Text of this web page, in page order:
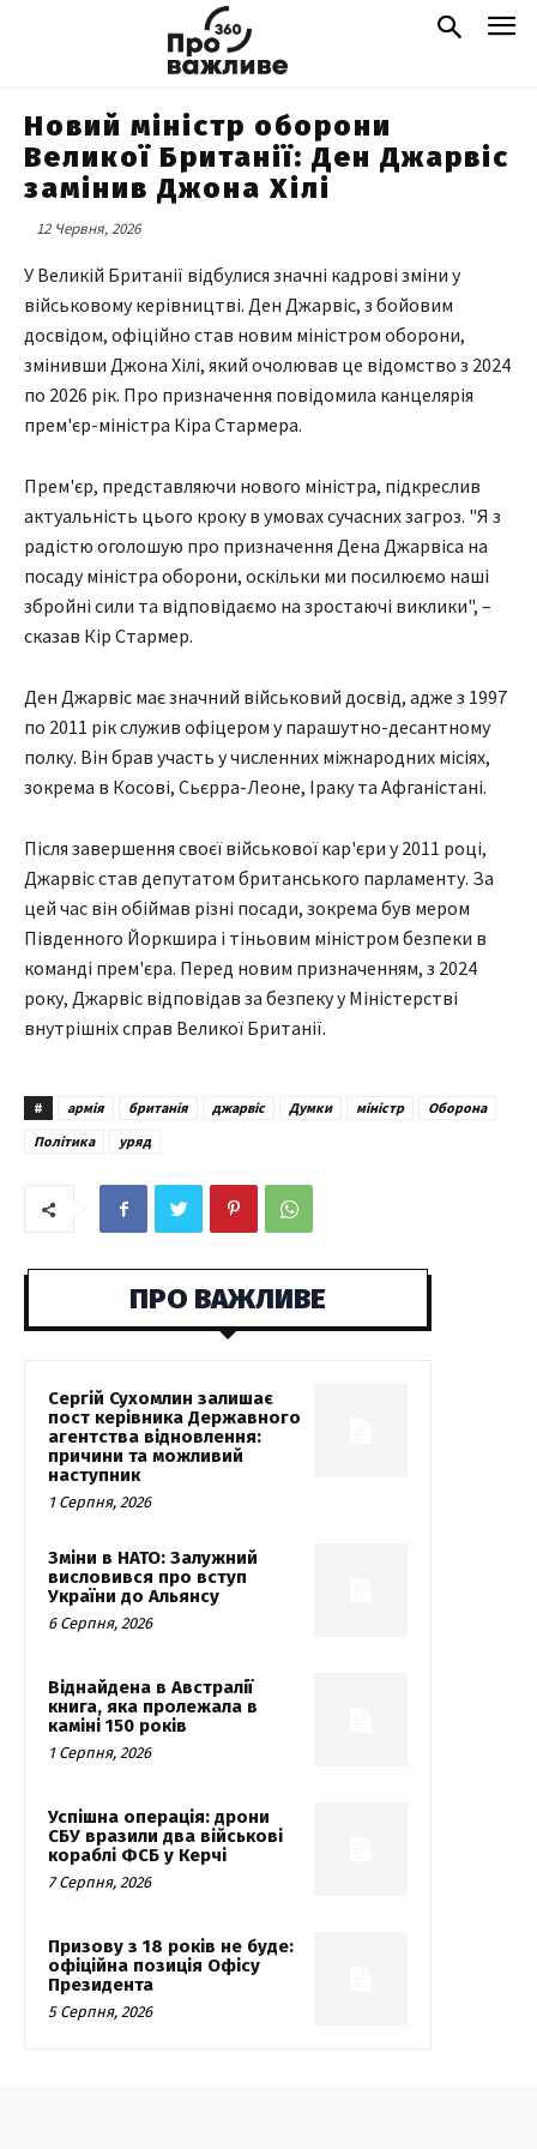
Новий міністр оборони
Великої Британії: Ден Джарвіс
замінив Джона Хілі
12 Червня, 2026
У Великій Британії відбулися значні кадрові зміни у
військовому керівництві. Ден Джарвіс, з бойовим
досвідом, офіційно став новим міністром оборони,
змінивши Джона Хілі, який очолював це відомство з 2024
по 2026 рік. Про призначення повідомила канцелярія
прем'єр-міністра Кіра Стармера.
Прем'єр, представляючи нового міністра, підкреслив
актуальність цього кроку в умовах сучасних загроз. "Я з
радістю оголошую про призначення Дена Джарвіса на
посаду міністра оборони, оскільки ми посилюємо наші
збройні сили та відповідаємо на зростаючі виклики", –
сказав Кір Стармер.
Ден Джарвіс має значний військовий досвід, адже з 1997
по 2011 рік служив офіцером у парашутно-десантному
полку. Він брав участь у численних міжнародних місіях,
зокрема в Косові, Сьєрра-Леоне, Іраку та Афганістані.
Після завершення своєї військової кар'єри у 2011 році,
Джарвіс став депутатом британського парламенту. За
цей час він обіймав різні посади, зокрема був мером
Південного Йоркшира і тіньовим міністром безпеки в
команді прем'єра. Перед новим призначенням, з 2024
року, Джарвіс відповідав за безпеку у Міністерстві
внутрішніх справ Великої Британії.
# армія британія джарвіс Думки міністр
Оборона
Політика
уряд
ПРО ВАЖЛИВЕ
Сергій Сухомлин залишає
пост керівника Державного
агентства відновлення:
причини та можливий
наступник
1 Серпня, 2026
Зміни в НАТО: Залужний
висловився про вступ
України до Альянсу
6 Серпня, 2026
Віднайдена в Австралії
книга, яка пролежала в
каміні 150 років
1 Серпня, 2026
Успішна операція: дрони
СБУ вразили два військові
кораблі ФСБ у Керчі
7 Серпня, 2026
Призову з 18 років не буде:
офіційна позиція Офісу
Президента
5 Серпня, 2026